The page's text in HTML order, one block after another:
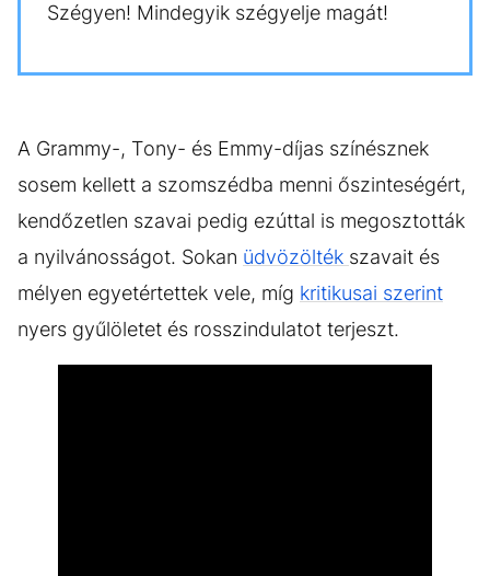
Szégyen! Mindegyik szégyelje magát!
A Grammy-, Tony- és Emmy-díjas színésznek
sosem kellett a szomszédba menni őszinteségért,
kendőzetlen szavai pedig ezúttal is megosztották
a nyilvánosságot. Sokan üdvözölték szavait és
mélyen egyetértettek vele, míg kritikusai szerint
nyers gyűlöletet és rosszindulatot terjeszt.